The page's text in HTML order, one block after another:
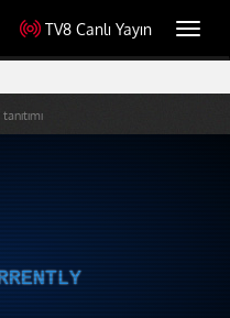
TV8 Canlı Yayın